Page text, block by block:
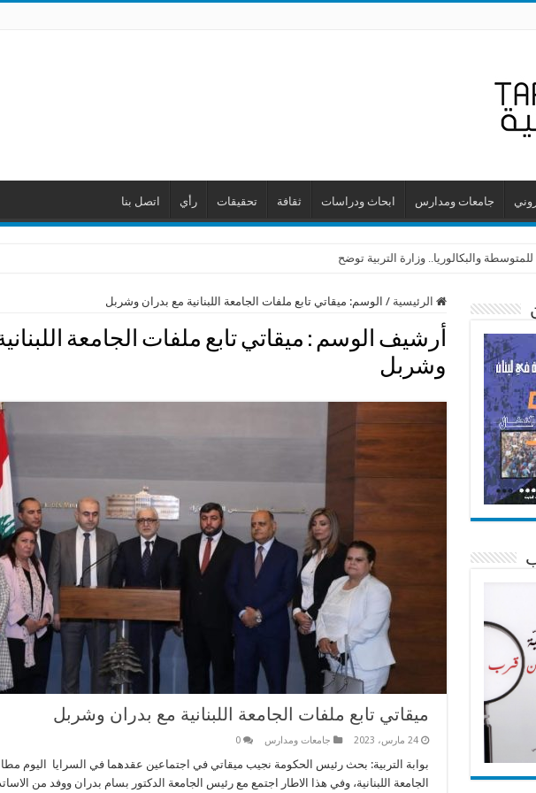
جامعات ومدارس ابحاث ودراسات ثقافة تحقيقات رأي اتصل بنا
والبكالوريا.. وزارة التربية توضح
الرئيسية / الوسم: ميقاتي تابع ملفات الجامعة اللبنانية مع بدران وشربل
أرشيف الوسم : ميقاتي تابع ملفات الجامعة
وشربل
ميقاتي تابع ملفات الجامعة اللبنانية مع بدران وشربل
24 مارس، 2023 جامعات ومدارس 0
بوابة التربية: بحث رئيس الحكومة نجيب ميقاتي في اجتماعين عقدهما في السرايا اليوم
الجامعة اللبنانية، وفي هذا الاطار اجتمع مع رئيس الجامعة الدكتور بسام بدران ووفد من